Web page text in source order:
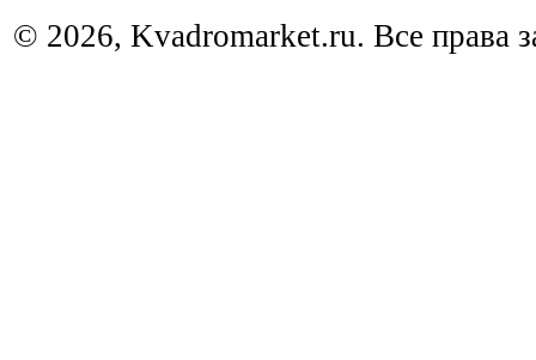
© 2026, Kvadromarket.ru. Все права